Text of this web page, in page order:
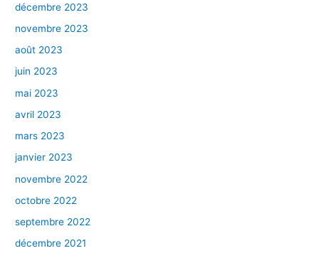
décembre 2023
novembre 2023
août 2023
juin 2023
mai 2023
avril 2023
mars 2023
janvier 2023
novembre 2022
octobre 2022
septembre 2022
décembre 2021